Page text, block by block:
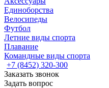
Единоборства
Велосипеды
Футбол
Летние виды спорта
Плавание
Командные виды спорта
+7 (8452) 320-300
Заказать звонок
Задать вопрос